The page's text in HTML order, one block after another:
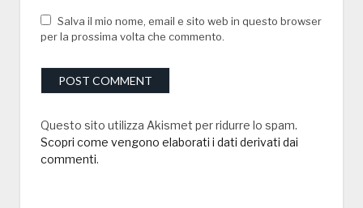
Salva il mio nome, email e sito web in questo browser
per la prossima volta che commento.
Questo sito utilizza Akismet per ridurre lo spam.
Scopri come vengono elaborati i dati derivati dai
commenti.